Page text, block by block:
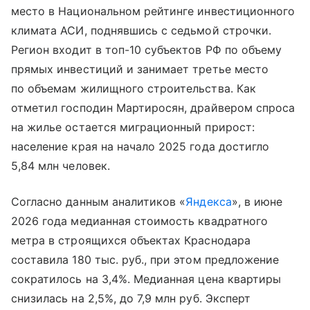
место в Национальном рейтинге инвестиционного
климата АСИ, поднявшись с седьмой строчки.
Регион входит в топ-10 субъектов РФ по объему
прямых инвестиций и занимает третье место
по объемам жилищного строительства. Как
отметил господин Мартиросян, драйвером спроса
на жилье остается миграционный прирост:
население края на начало 2025 года достигло
5,84 млн человек.
Согласно данным аналитиков «Яндекса», в июне
2026 года медианная стоимость квадратного
метра в строящихся объектах Краснодара
составила 180 тыс. руб., при этом предложение
сократилось на 3,4%. Медианная цена квартиры
снизилась на 2,5%, до 7,9 млн руб. Эксперт